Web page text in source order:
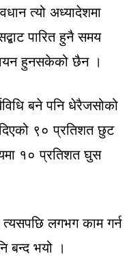
त्यो अध्यादेशमा
पारित हुनै समय
हुनसकेको छैन ।
बने पनि धेरैजसोको
९० प्रतिशत छुट
१० प्रतिशत घुस
लगभग काम गर्न
बन्द भयो ।